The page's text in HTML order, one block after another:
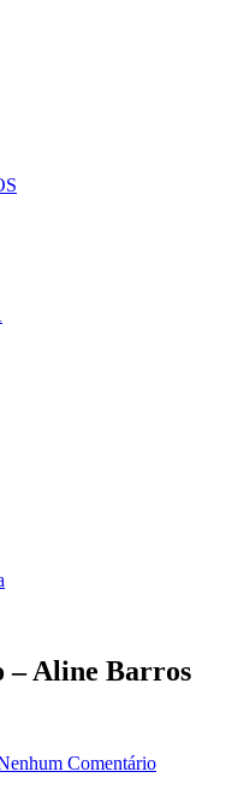
– Aline Barros
Comentário